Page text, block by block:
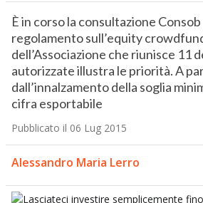
È in corso la consultazione
regolamento sull’equity
dell’Associazione che riunisce 11
autorizzate illustra le priorità. A
dall’innalzamento della soglia
cifra esportabile
Pubblicato il 06 Lug 2015
Alessandro Maria Lerro